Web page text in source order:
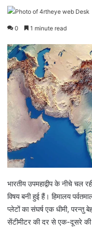
0 1 minute read
भारतीय उपमहाद्वीप के नीचे चल
विषय बनी हुई हैं। हिमालय
प्लेटों का संघर्ष एक धीमी,
सेंटीमीटर की दर से एक-दूसरे की